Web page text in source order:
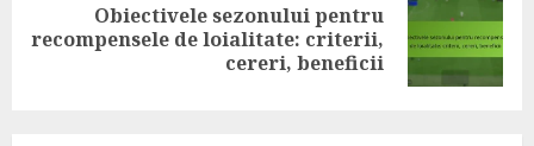
Next
Obiectivele sezonului pentru
recompensele de loialitate: criterii,
cereri, beneficii